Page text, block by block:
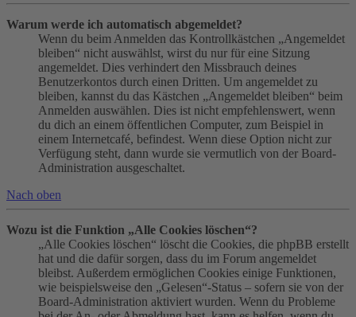
Warum werde ich automatisch abgemeldet?
Wenn du beim Anmelden das Kontrollkästchen „Angemeldet
bleiben“ nicht auswählst, wirst du nur für eine Sitzung
angemeldet. Dies verhindert den Missbrauch deines
Benutzerkontos durch einen Dritten. Um angemeldet zu
bleiben, kannst du das Kästchen „Angemeldet bleiben“ beim
Anmelden auswählen. Dies ist nicht empfehlenswert, wenn
du dich an einem öffentlichen Computer, zum Beispiel in
einem Internetcafé, befindest. Wenn diese Option nicht zur
Verfügung steht, dann wurde sie vermutlich von der Board-
Administration ausgeschaltet.
Nach oben
Wozu ist die Funktion „Alle Cookies löschen“?
„Alle Cookies löschen“ löscht die Cookies, die phpBB erstellt
hat und die dafür sorgen, dass du im Forum angemeldet
bleibst. Außerdem ermöglichen Cookies einige Funktionen,
wie beispielsweise den „Gelesen“-Status – sofern sie von der
Board-Administration aktiviert wurden. Wenn du Probleme